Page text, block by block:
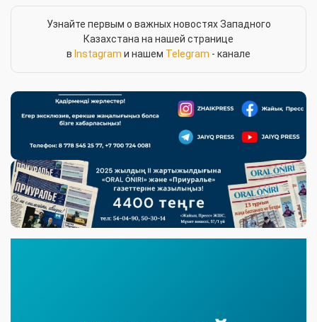
Узнайте первым о важных новостях Западного
Казахстана на нашей странице
в Instagram и нашем Telegram - канале